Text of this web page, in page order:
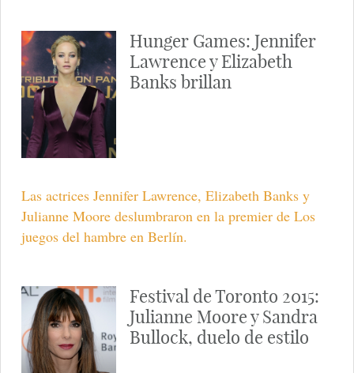
Hunger Games: Jennifer
Lawrence y Elizabeth
Banks brillan
Las actrices Jennifer Lawrence, Elizabeth Banks y
Julianne Moore deslumbraron en la premier de Los
juegos del hambre en Berlín.
Festival de Toronto 2015:
Julianne Moore y Sandra
Bullock, duelo de estilo